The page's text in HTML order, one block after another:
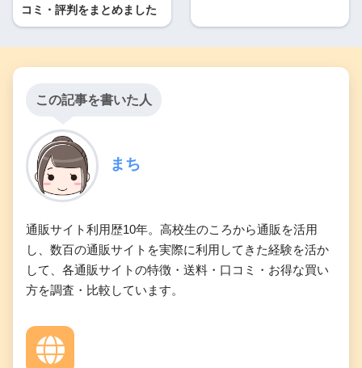
コミ・評判をまとめました
この記事を書いた人
まち
通販サイト利用歴10年。高校生のころから通販を活用
し、数百の通販サイトを実際に利用してきた経験を活か
して、各通販サイトの特徴・送料・口コミ・お得な買い
方を調査・比較しています。